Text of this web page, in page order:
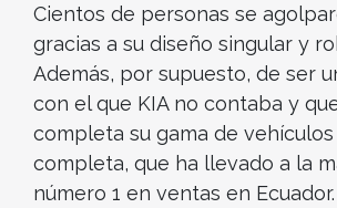
Cientos de personas se
gracias a su diseño singular y
Además, por supuesto, de ser
con el que KIA no contaba y
completa su gama de
completa, que ha llevado a la
número 1 en ventas en Ecuador.